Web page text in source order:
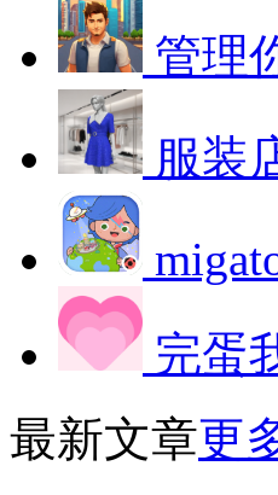
管理
服装
完蛋
最新文章更